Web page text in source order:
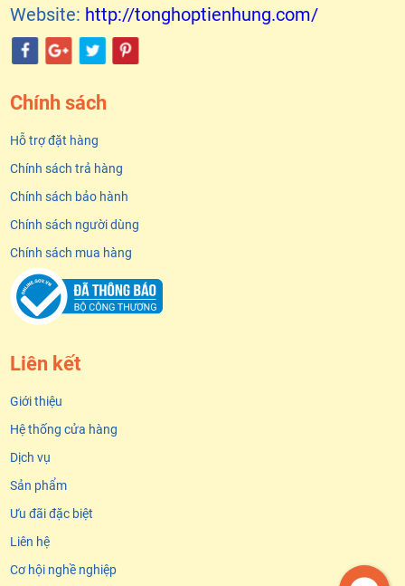
Website: http://tonghoptienhung.com/
Chính sách
Hỗ trợ đặt hàng
Chính sách trả hàng
Chính sách bảo hành
Chính sách người dùng
Chính sách mua hàng
Liên kết
Giới thiệu
Hệ thống cửa hàng
Dịch vụ
Sản phẩm
Ưu đãi đặc biệt
Liên hệ
Cơ hội nghề nghiệp